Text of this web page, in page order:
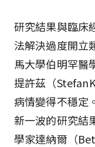
研究結果與臨床
法解決過度開立
馬大學伯明罕醫
提許茲（
病情變得不穩定
新一波的研究結
學家達納爾（